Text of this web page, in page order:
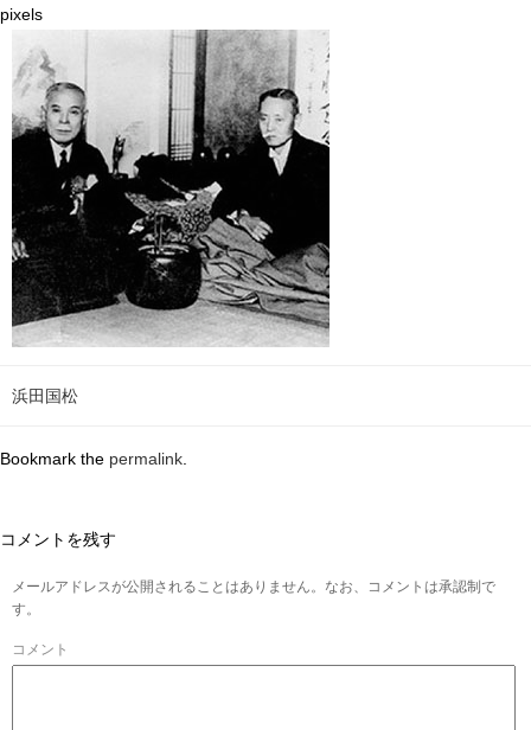
pixels
浜田国松
Bookmark the permalink
コメントを残す
メールアドレスが公開されることはありません。なお、コメントは承認制で
す。
コメント